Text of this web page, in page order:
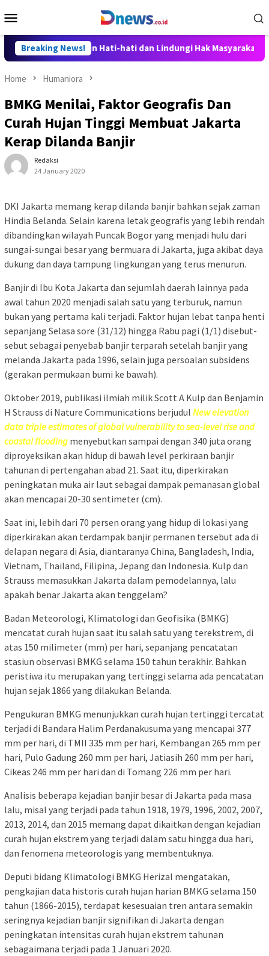
to
Menu
Breaking News!
Disusun Hati-hati dan Lindungi Hak Masyarakat
Home Humaniora
BMKG Menilai, Faktor Geografis Dan
Curah Hujan Tinggi Membuat Jakarta
Kerap Dilanda Banjir
Redaksi
24 January 2020
DKI Jakarta memang kerap dilanda banjir bahkan sejak zaman
Hindia Belanda. Selain karena letak geografis yang lebih rendah
dibandingkan wilayah Puncak Bogor yang menjadi hulu dari
sungai-sungai besar yang bermuara di Jakarta, juga akibat daya
dukung dan daya tampung lingkungan yang terus menurun.
Banjir di Ibu Kota Jakarta dan sejumlah daerah lainnya pada
awal tahun 2020 menjadi salah satu yang terburuk, namun
bukan yang pertama kali terjadi. Faktor hujan lebat tanpa henti
sepanjang Selasa sore (31/12) hingga Rabu pagi (1/1) disebut-
sebut sebagai penyebab banjir terparah setelah banjir yang
melanda Jakarta pada 1996, selain juga persoalan subsidens
(gerakan permukaan bumi ke bawah).
Oktober 2019, publikasi ilmiah milik Scott A Kulp dan Benjamin
H Strauss di Nature Communications berjudul New elevation
data triple estimates of global vulnerability to sea-level rise and
coastal flooding menyebutkan sampai dengan 340 juta orang
diproyeksikan akan hidup di bawah level perkiraan banjir
tahunan di pertengahan abad 21. Saat itu, diperkirakan
peningkatan muka air laut sebagai dampak pemanasan global
akan mencapai 20-30 sentimeter (cm).
Saat ini, lebih dari 70 persen orang yang hidup di lokasi yang
diperkirakan akan terdampak banjir permanen tersebut ada di
delapan negara di Asia, diantaranya China, Bangladesh, India,
Vietnam, Thailand, Filipina, Jepang dan Indonesia. Kulp dan
Strauss memasukkan Jakarta dalam pemodelannya, lalu
apakah benar Jakarta akan tenggelam?
Badan Meteorologi, Klimatologi dan Geofisika (BMKG)
mencatat curah hujan saat itu salah satu yang terekstrem, di
atas 150 milimeter (mm) per hari, sepanjang pencatatan
stasiun observasi BMKG selama 150 tahun terakhir. Bahkan
peristiwa itu merupakan yang tertinggi selama ada pencatatan
hujan sejak 1866 yang dilakukan Belanda.
Pengukuran BMKG menunjukkan curah hujan tertinggi tercatat
terjadi di Bandara Halim Perdanakusuma yang mencapai 377
mm per hari, di TMII 335 mm per hari, Kembangan 265 mm per
hari, Pulo Gadung 260 mm per hari, Jatiasih 260 mm per hari,
Cikeas 246 mm per hari dan di Tomang 226 mm per hari.
Analisis beberapa kejadian banjir besar di Jakarta pada masa
lalu, misal yang terjadi pada tahun 1918, 1979, 1996, 2002, 2007,
2013, 2014, dan 2015 memang dapat dikaitkan dengan kejadian
curah hujan ekstrem yang terjadi dalam satu hingga dua hari,
dan fenomena meteorologis yang membentuknya.
Deputi bidang Klimatologi BMKG Herizal mengatakan,
pengkajian data historis curah hujan harian BMKG selama 150
tahun (1866-2015), terdapat kesesuaian tren antara semakin
seringnya kejadian banjir signifikan di Jakarta dengan
peningkatan intensitas curah hujan ekstrem tahunan
sebagaimana terjadi pada 1 Januari 2020.